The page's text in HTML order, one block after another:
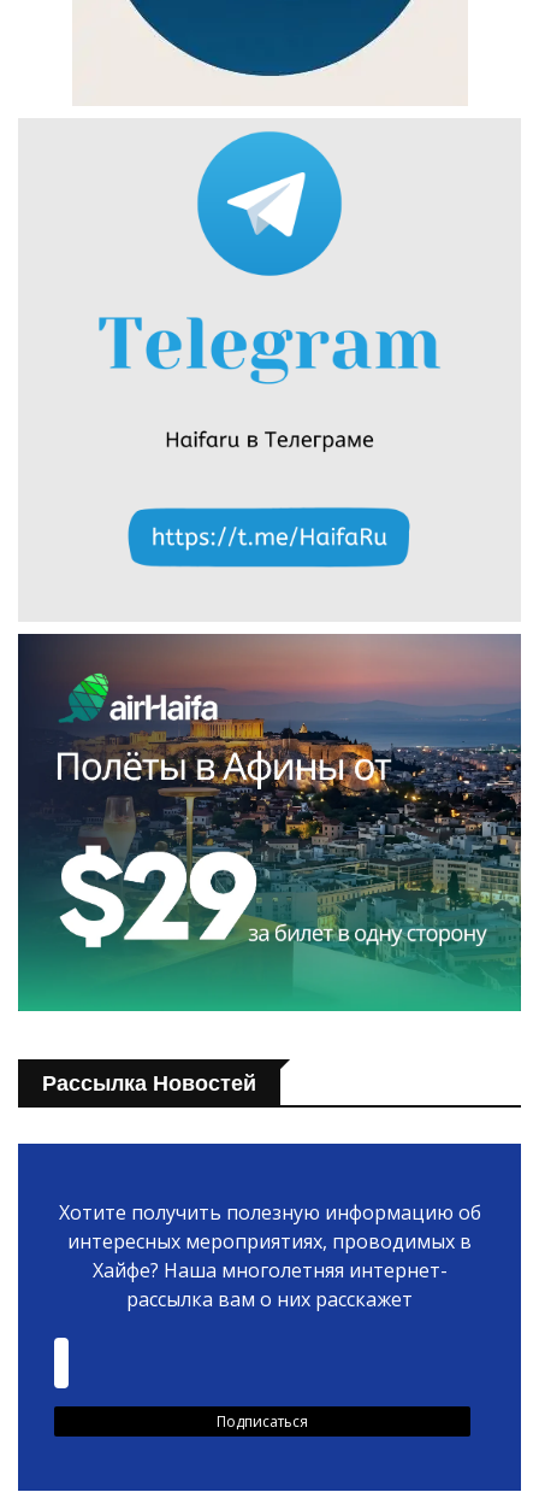
Рассылка Новостей
Хотите получить полезную информацию об
интересных мероприятиях, проводимых в
Хайфе? Наша многолетняя интернет-
рассылка вам о них расскажет